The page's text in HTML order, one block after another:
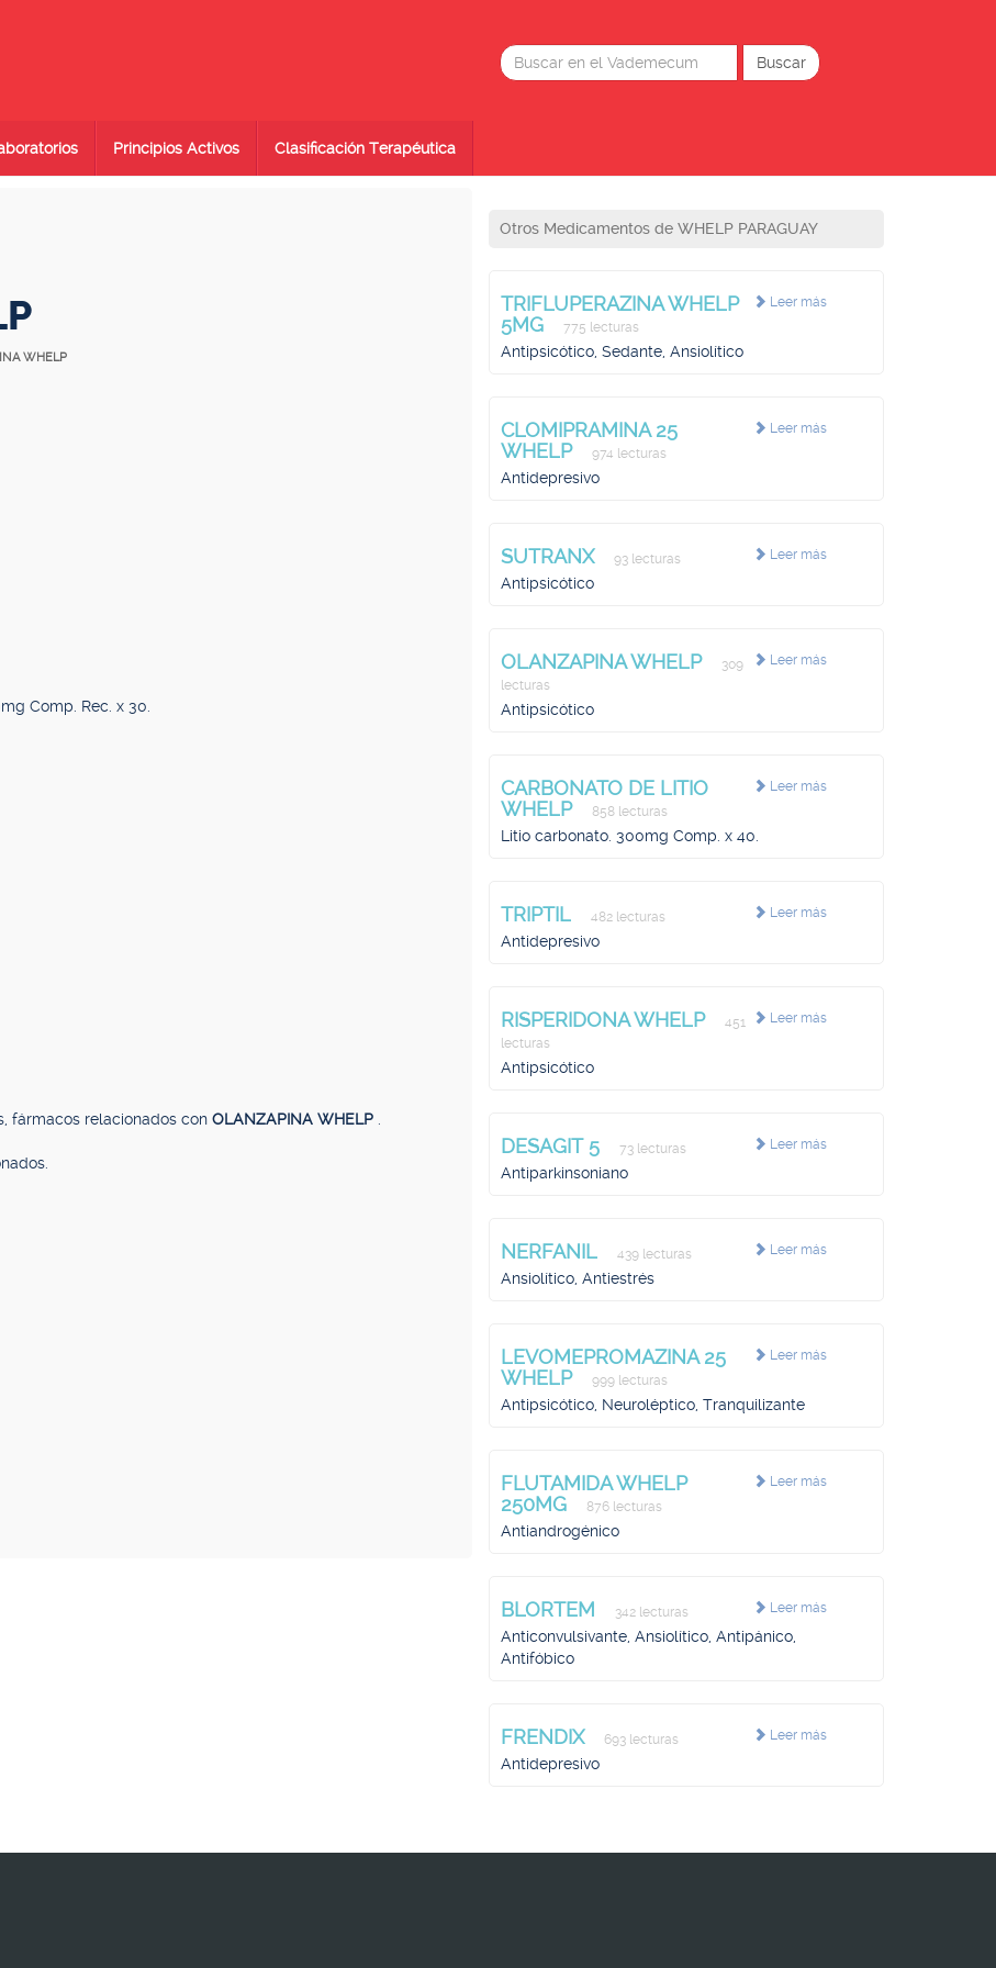
Principios Activos Clasificación Terapéutica
WHELP
Comp. Rec. x 30.
fármacos relacionados con OLANZAPINA WHELP
Otros Medicamentos de WHELP PARAGUAY
Leer más
TRIFLUPERAZINA WHELP
5MG
775 lecturas
Antipsicótico, Sedante, Ansiolítico
Leer más
CLOMIPRAMINA 25
WHELP
974 lecturas
Antidepresivo
Leer más
SUTRANX 93 lecturas
Antipsicótico
Leer más
OLANZAPINA WHELP
309
lecturas
Antipsicótico
Leer más
CARBONATO DE LITIO
WHELP
858 lecturas
Litio carbonato. 300mg Comp. x 40.
Leer más
TRIPTIL 482 lecturas
Antidepresivo
Leer más
RISPERIDONA WHELP
451
lecturas
Antipsicótico
Leer más
DESAGIT 5 73 lecturas
Antiparkinsoniano
Leer más
NERFANIL 439 lecturas
Ansiolítico, Antiestrés
Leer más
LEVOMEPROMAZINA 25
WHELP
999 lecturas
Antipsicótico, Neuroléptico, Tranquilizante
Leer más
FLUTAMIDA WHELP
250MG
876 lecturas
Antiandrogénico
Leer más
BLORTEM 342 lecturas
Anticonvulsivante, Ansiolítico, Antipánico,
Antifóbico
Leer más
FRENDIX 693 lecturas
Antidepresivo